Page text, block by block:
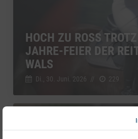
HOCH ZU ROSS
JAHRE-FEIER DER
WALS
Di., 30. Juni. 2026 229